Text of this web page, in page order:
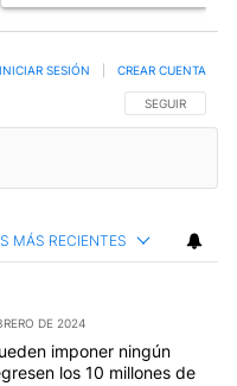
SIGA ESTA
SEGUIR
INICIAR SESIÓN CREAR CUENTA
MÁS RECIENTES
DE 2024
imponer ningún
los 10 millones de